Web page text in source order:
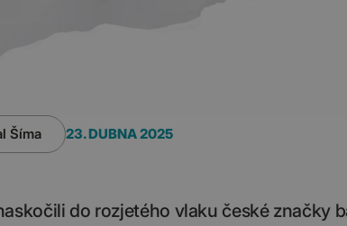
Šíma 23. DUBNA 2025
do rozjetého vlaku české značky